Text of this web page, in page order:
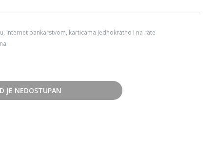
internet bankarstvom, karticama jednokratno i na rate
JE NEDOSTUPAN